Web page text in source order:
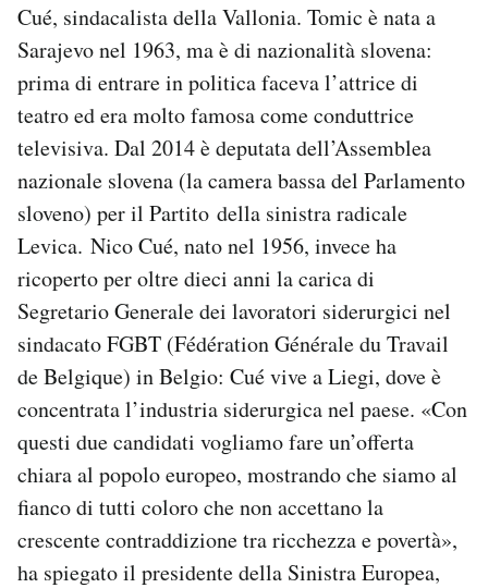
Cué, sindacalista della Vallonia. Tomic è nata a
Sarajevo nel 1963, ma è di nazionalità slovena:
prima di entrare in politica faceva l’attrice di
teatro ed era molto famosa come conduttrice
televisiva. Dal 2014 è deputata dell’Assemblea
nazionale slovena (la camera bassa del Parlamento
sloveno) per il Partito della sinistra radicale
Levica. Nico Cué, nato nel 1956, invece ha
ricoperto per oltre dieci anni la carica di
Segretario Generale dei lavoratori siderurgici nel
sindacato FGBT (Fédération Générale du Travail
de Belgique) in Belgio: Cué vive a Liegi, dove è
concentrata l’industria siderurgica nel paese. «Con
questi due candidati vogliamo fare un’offerta
chiara al popolo europeo, mostrando che siamo al
fianco di tutti coloro che non accettano la
crescente contraddizione tra ricchezza e povertà»,
ha spiegato il presidente della Sinistra Europea,